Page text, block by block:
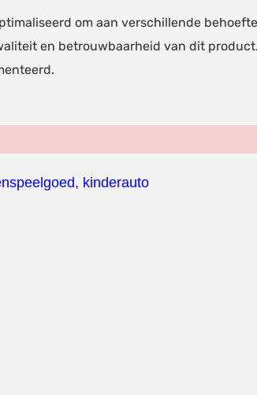
om aan verschillende
en betrouwbaarheid van dit
kinderauto